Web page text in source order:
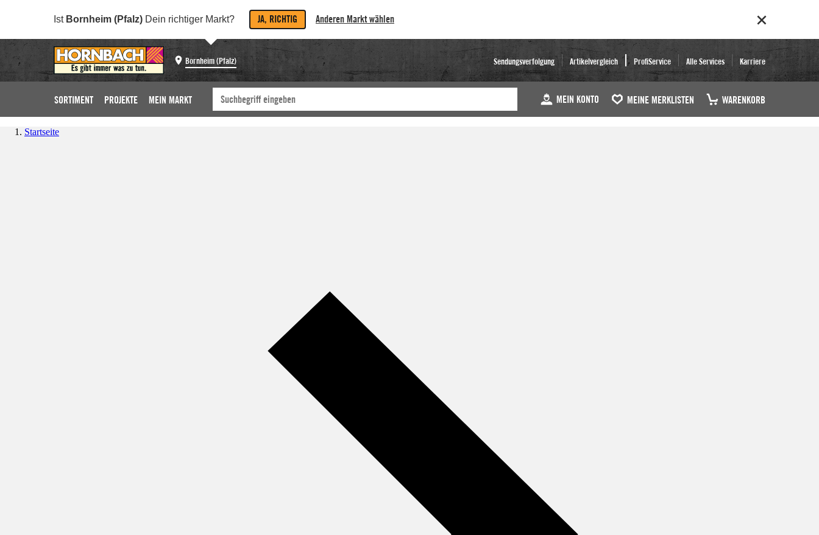
Ist Bornheim (Pfalz) Dein richtiger Markt? JA, RICHTIG Anderen Markt wählen
Bornheim (Pfalz) Sendungsverfolgung Artikelvergleich ProfiService Alle Services Karriere
SORTIMENT PROJEKTE MEIN MARKT MEIN KONTO MEINE MERKLISTEN WARENKORB
Startseite